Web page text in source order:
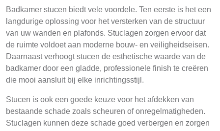
Badkamer stucen biedt vele voordele. Ten eerste is het een
langdurige oplossing voor het versterken van de structuur
van uw wanden en plafonds. Stuclagen zorgen ervoor dat
de ruimte voldoet aan moderne bouw- en veiligheidseisen.
Daarnaast verhoogt stucen de esthetische waarde van de
badkamer door een gladde, professionele finish te creëren
die mooi aansluit bij elke inrichtingsstijl.
Stucen is ook een goede keuze voor het afdekken van
bestaande schade zoals scheuren of onregelmatigheden.
Stuclagen kunnen deze schade goed verbergen en zorgen